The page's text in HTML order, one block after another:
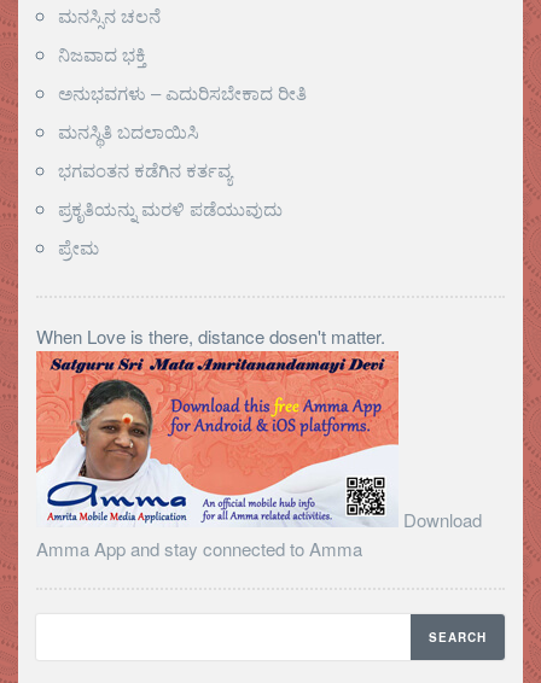
ಮನಸ್ಸಿನ ಚಲನೆ
ನಿಜವಾದ ಭಕ್ತಿ
ಅನುಭವಗಳು – ಎದುರಿಸಬೇಕಾದ ರೀತಿ
ಮನಸ್ಥಿತಿ ಬದಲಾಯಿಸಿ
ಭಗವಂತನ ಕಡೆಗಿನ ಕರ್ತವ್ಯ
ಪ್ರಕೃತಿಯನ್ನು ಮರಳಿ ಪಡೆಯುವುದು
ಪ್ರೇಮ
When Love is there, distance dosen't matter.
Download
Amma App and stay connected to Amma